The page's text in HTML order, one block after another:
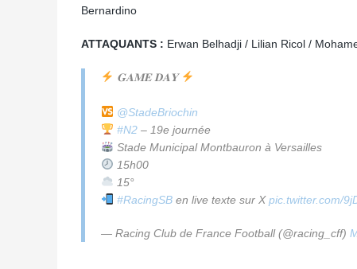
Bernardino
ATTAQUANTS : Erwan Belhadji / Lilian Ricol /
𝐆𝐀𝐌𝐄 𝐃𝐀𝐘
@StadeBriochin
#N2– 19e journée
Stade Municipal Montbauron à Versailles
15h00
15°
#RacingSBen live texte sur Xpic.twitter.com/
— Racing Club de France Football (@racing_cff)